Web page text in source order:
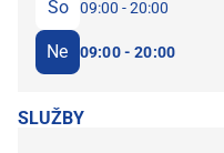
So 09:00 - 20:00
Ne 09:00 - 20:00
SLUŽBY